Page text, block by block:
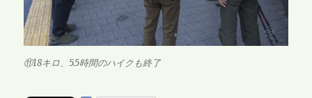
⑪18キロ、5.5時間のハイクも終了